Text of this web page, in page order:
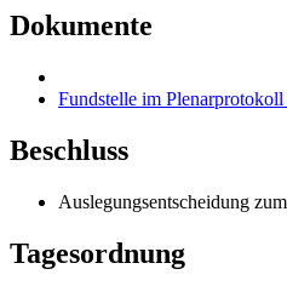
Dokumente
Fundstelle im Plenarprotokoll
Beschluss
Auslegungsentscheidung
Tagesordnung